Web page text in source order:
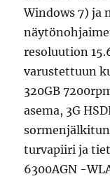
Windows 7) ja
resoluution
varustettuun
320GB
asema, 3G
turvapiiri ja
6300AGN -